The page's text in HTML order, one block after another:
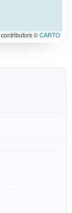
contributors ©CARTO